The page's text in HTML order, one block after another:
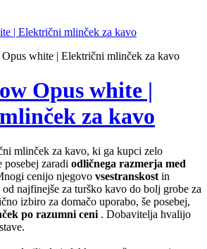
| Električni mlinček za kavo
Opus white |
za kavo
mlinček za kavo, ki ga kupci zelo
zaradi odličnega razmerja med
cenijo njegovo vsestranskost in
najfinejše za turško kavo do bolj grobe za
izbiro za domačo uporabo, še posebej,
po razumni ceni . Dobavitelja hvalijo